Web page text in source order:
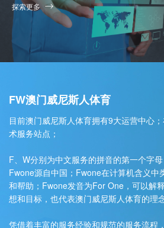
探索更多
FW澳门威尼斯人体育
目前澳门威尼斯人体育拥有9大运营中心
术服务站点；
F、W分别为中文服务的拼音的第一个字
Fwone源自中国；Fwone在计算机含义中
和帮助；Fwone发音为For One，可以解
想和目标，也代表澳门威尼斯人体育的理念
凭借着丰富的服务经验和规范的服务流程